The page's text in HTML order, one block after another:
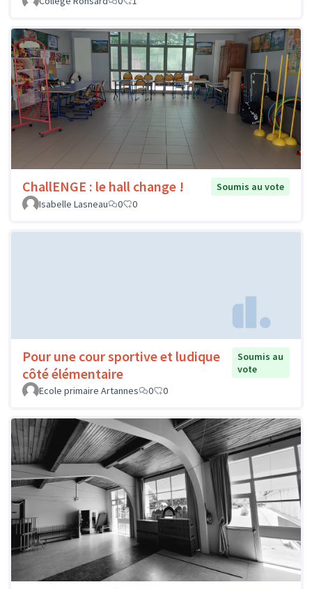
ChallENGE : le hall change !
Soumis au vote
Isabelle Lasneau
0 0
Pour une cour sportive et ludique
côté élémentaire
Soumis au
vote
Ecole primaire Artannes
0 0